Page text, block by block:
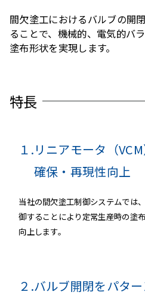
間欠塗工におけるバルブの開
ることで、機械的、電気的バ
塗布形状を実現します。
特長
１.リニアモータ（
確保・再現性向上
当社の間欠塗工制御システムでは
御することにより定常生産時の​塗
向上します。
２.バルブ開閉をパタ